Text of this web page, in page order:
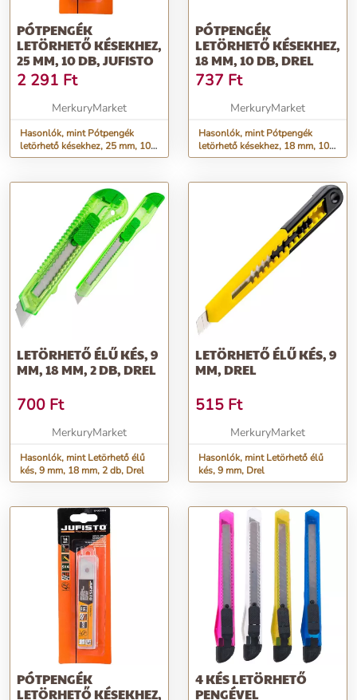
PÓTPENGÉK
LETÖRHETŐ KÉSEKHEZ,
25 MM, 10 DB, JUFISTO
2 291 Ft
MerkuryMarket
Hasonlók, mint Pótpengék
letörhető késekhez, 25 mm, 10
db, Jufisto
PÓTPENGÉK
LETÖRHETŐ KÉSEKHEZ,
18 MM, 10 DB, DREL
737 Ft
MerkuryMarket
Hasonlók, mint Pótpengék
letörhető késekhez, 18 mm, 10
db, Drel
LETÖRHETŐ ÉLŰ KÉS, 9
MM, 18 MM, 2 DB, DREL
700 Ft
MerkuryMarket
Hasonlók, mint Letörhető élű
kés, 9 mm, 18 mm, 2 db, Drel
LETÖRHETŐ ÉLŰ KÉS, 9
MM, DREL
515 Ft
MerkuryMarket
Hasonlók, mint Letörhető élű
kés, 9 mm, Drel
PÓTPENGÉK
LETÖRHETŐ KÉSEKHEZ,
4 KÉS LETÖRHETŐ
PENGÉVEL